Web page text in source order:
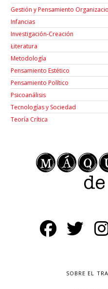
Gestión y Pensamiento
Infancias
Investigación-Creación
Łiteratura
Metodología
Pensamiento Estético
Pensamiento Político
Psicoanálisis
Tecnologías y Sociedad
Teoría Crítica
SOBRE EL